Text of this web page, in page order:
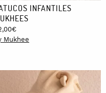
INFANTILES
€
Mukhee